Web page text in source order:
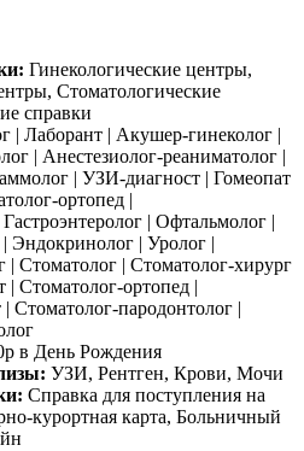
Гинекологические центры,
Стоматологические
справки
| Лаборант | Акушер-гинеколог |
| Анестезиолог-реаниматолог |
| УЗИ-диагност | Гомеопат
ортопед |
| Офтальмолог |
Эндокринолог | Уролог |
Стоматолог | Стоматолог-хирург
| Стоматолог-ортопед |
Стоматолог-пародонтолог |
в День Рождения
УЗИ, Рентген, Крови, Мочи
Справка для поступления на
курортная карта, Больничный